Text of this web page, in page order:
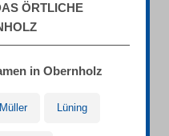
ÖRTLICHE
in Obernholz
Müller Lüning